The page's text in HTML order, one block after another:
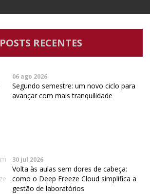
POSTS RECENTES
06 ago 2026
Segundo semestre: um novo ciclo para
avançar com mais tranquilidade
30 jul 2026
Volta às aulas sem dores de cabeça:
como o Deep Freeze Cloud simplifica a
gestão de laboratórios